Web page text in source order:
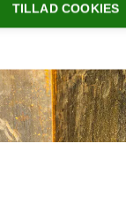
TILLAD COOKIES